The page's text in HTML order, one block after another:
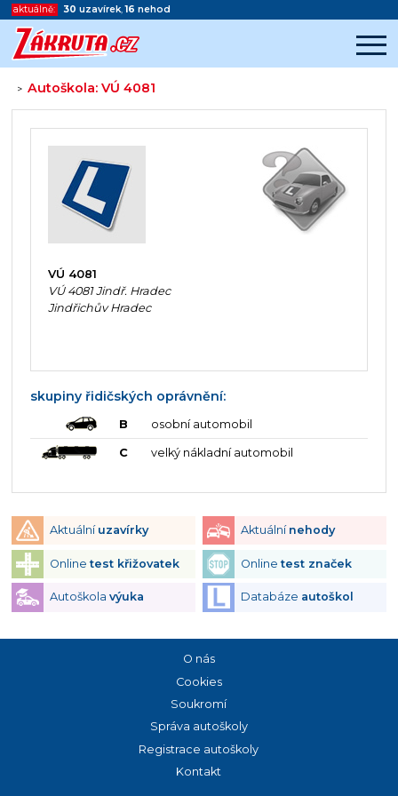
aktuálně: 30 uzavírek,16 nehod
>Autoškola: VÚ 4081
Začátek reklamy
Konec reklamy
VÚ 4081
VÚ 4081 Jindř. Hradec
Jindřichův Hradec
skupiny řidičských oprávnění:
B osobní automobil
C velký nákladní automobil
Aktuální uzavírky Aktuální nehody
Onlinetest křižovatek Onlinetest značek
Autoškola výuka Databáze autoškol
O nás
Cookies
Soukromí
Správa autoškoly
Registrace autoškoly
Kontakt